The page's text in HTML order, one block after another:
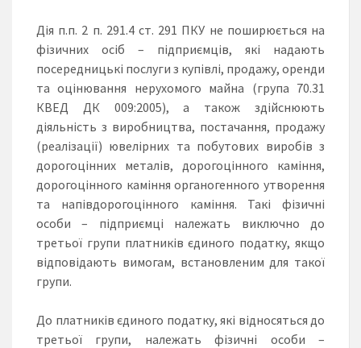
Дія п.п. 2 п. 291.4 ст. 291 ПКУ не поширюється на
фізичних осіб – підприємців, які надають
посередницькі послуги з купівлі, продажу, оренди
та оцінювання нерухомого майна (група 70.31
КВЕД ДК 009:2005), а також здійснюють
діяльність з виробництва, постачання, продажу
(реалізації) ювелірних та побутових виробів з
дорогоцінних металів, дорогоцінного каміння,
дорогоцінного каміння органогенного утворення
та напівдорогоцінного каміння. Такі фізичні
особи – підприємці належать виключно до
третьої групи платників єдиного податку, якщо
відповідають вимогам, встановленим для такої
групи.
До платників єдиного податку, які відносяться до
третьої групи, належать фізичні особи –